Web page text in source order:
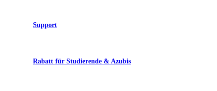
Support
Rabatt für Studierende & Azubis